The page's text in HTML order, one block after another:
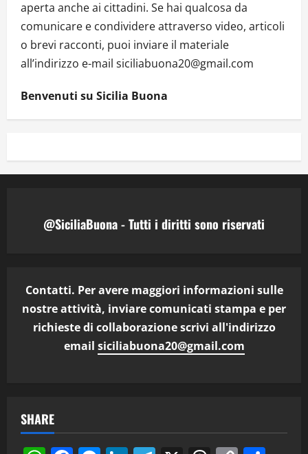
aperta anche ai cittadini. Se hai qualcosa da
comunicare e condividere attraverso video, articoli
o brevi racconti, puoi inviare il materiale
all’indirizzo e-mail siciliabuona20@gmail.com
Benvenuti su Sicilia Buona
@SiciliaBuona - Tutti i diritti sono riservati
Contatti. Per avere maggiori informazioni sulle
nostre attività, inviare comunicati stampa e per
richieste di collaborazione scrivi all'indirizzo
email siciliabuona20@gmail.com
SHARE